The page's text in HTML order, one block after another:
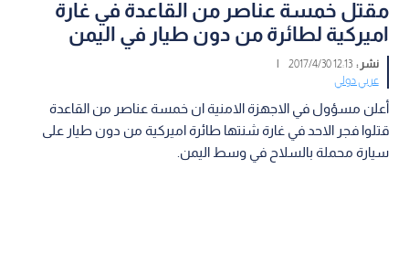
مقتل خمسة عناصر من القاعدة في غارة
اميركية لطائرة من دون طيار في اليمن
نشر :12:13 2017/4/30
|
عربي دولي
أعلن مسؤول في الاجهزة الامنية ان خمسة عناصر من القاعدة
قتلوا فجر الاحد في غارة شنتها طائرة اميركية من دون طيار على
سيارة محملة بالسلاح في وسط اليمن.